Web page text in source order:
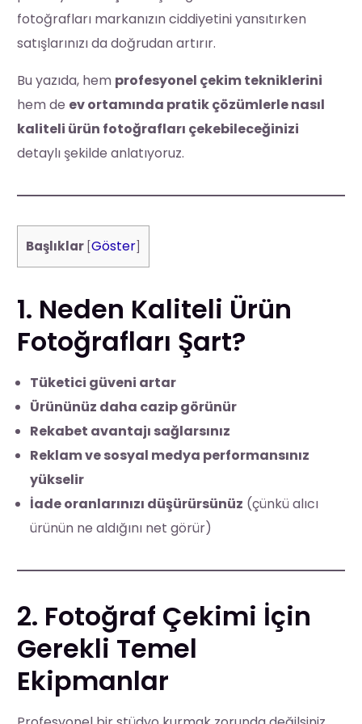
fotoğrafları markanızın ciddiyetini yansıtırken
satışlarınızı da doğrudan artırır.
Bu yazıda, hem profesyonel çekim tekniklerini
hem de ev ortamında pratik çözümlerle nasıl
kaliteli ürün fotoğrafları çekebileceğinizi
detaylı şekilde anlatıyoruz.
Başlıklar [Göster
1. Neden Kaliteli Ürün
Fotoğrafları Şart?
Tüketici güveni artar
Ürününüz daha cazip görünür
Rekabet avantajı sağlarsınız
Reklam ve sosyal medya performansınız
yükselir
İade oranlarınızı düşürürsünüz (çünkü alıcı
ürünün ne aldığını net görür)
2. Fotoğraf Çekimi İçin
Gerekli Temel
Ekipmanlar